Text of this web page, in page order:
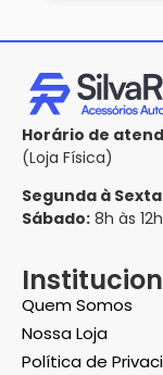
Horário de
(Loja Física)
Segunda à
Sábado: 8h às
Quem Somos
Nossa Loja
Política de